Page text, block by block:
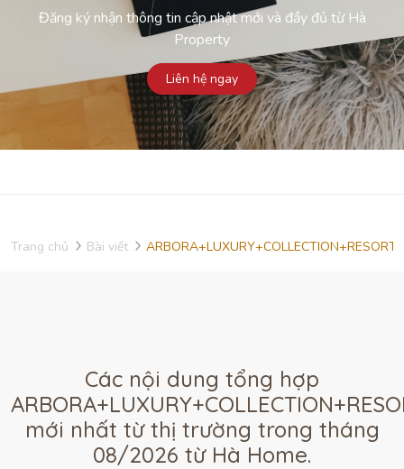
Đăng ký nhận thông tin cập nhật mới và đầy đủ từ Hà
Property
Liên hệ ngay
Trang chủ Bài viết
Các nội dung tổng hợp
mới nhất từ thị trường trong tháng
08/2026 từ Hà Home.